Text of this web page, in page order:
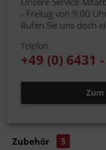
- Freitag von 9:00
Rufen Sie uns doch
Telefon
+49 (0) 6431
Zubehör 3